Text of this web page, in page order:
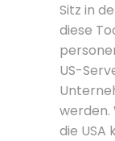
Sitz in
diese
US-
werden.
die